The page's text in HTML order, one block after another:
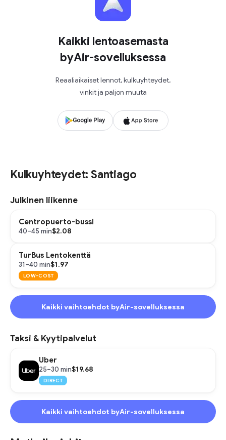
Kaikki lentoasemasta
byAir-sovelluksessa
Reaaliaikaiset lennot, kulkuyhteydet,
vinkit ja paljon muuta
Kulkuyhteydet: Santiago
Julkinen liikenne
Centropuerto-bussi
40–45 min$2.08
TurBus Lentokenttä
31–40 min$1.97
LOW-COST
Kaikki vaihtoehdot byAir-sovelluksessa
Taksi & Kyytipalvelut
Uber
25–30 min$19.68
DIRECT
Kaikki vaihtoehdot byAir-sovelluksessa